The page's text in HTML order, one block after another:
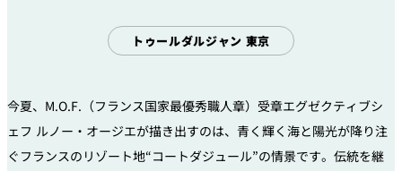
トゥールダルジャン 東京
今夏、M.O.F.（フランス国家最優秀職人章）受章エグゼクティブシ
ェフ ルノー・オージエが描き出すのは、青く輝く海と陽光が降り注
ぐフランスのリゾート地“コートダジュール”の情景です。伝統を継